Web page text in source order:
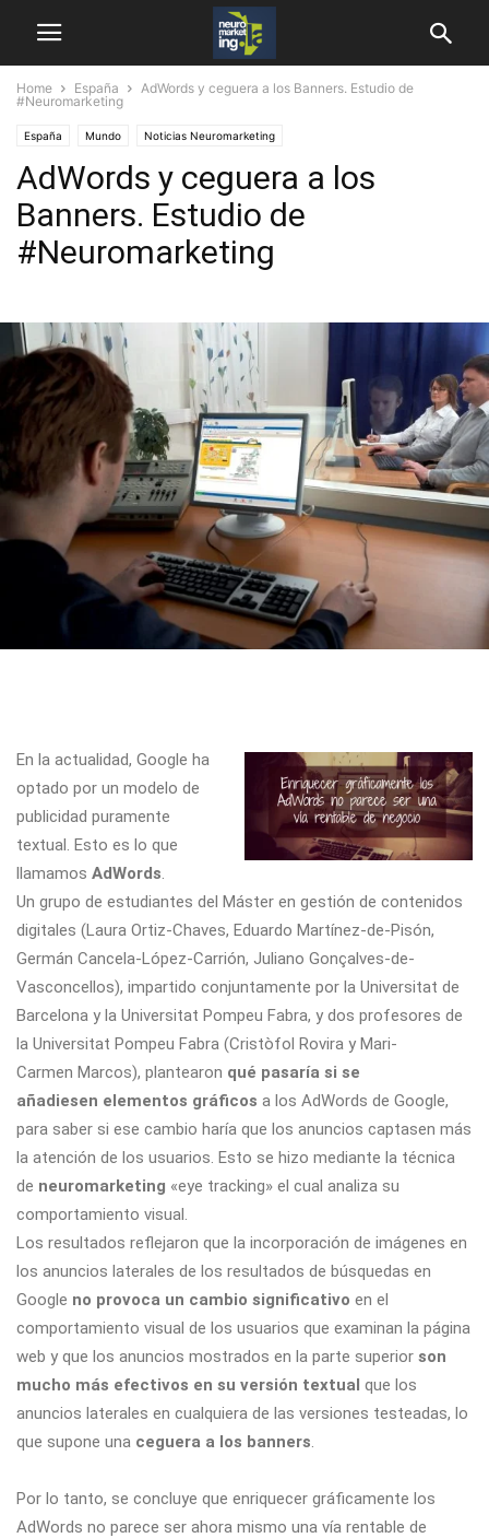
Home España
AdWords y ceguera a los Banners. Estudio de
#Neuromarketing
España Mundo Noticias Neuromarketing
AdWords y ceguera a los
Banners. Estudio de
#Neuromarketing
En la actualidad, Google ha
optado por un modelo de
publicidad puramente
textual. Esto es lo que
llamamos AdWords.
Un grupo de estudiantes del Máster en gestión de contenidos
digitales (Laura Ortiz-Chaves, Eduardo Martínez-de-Pisón,
Germán Cancela-López-Carrión, Juliano Gonçalves-de-
Vasconcellos), impartido conjuntamente por la Universitat de
Barcelona y la Universitat Pompeu Fabra, y dos profesores de
la Universitat Pompeu Fabra (Cristòfol Rovira y Mari-
Carmen Marcos), plantearon qué pasaría si se
añadiesen elementos gráficos a los AdWords de Google,
para saber si ese cambio haría que los anuncios captasen más
la atención de los usuarios. Esto se hizo mediante la técnica
de neuromarketing «eye tracking» el cual analiza su
comportamiento visual.
Los resultados reflejaron que la incorporación de imágenes en
los anuncios laterales de los resultados de búsquedas en
Google no provoca un cambio significativo en el
comportamiento visual de los usuarios que examinan la página
web y que los anuncios mostrados en la parte superior son
mucho más efectivos en su versión textual que los
anuncios laterales en cualquiera de las versiones testeadas, lo
que supone una ceguera a los banners.
Por lo tanto, se concluye que enriquecer gráficamente los
AdWords no parece ser ahora mismo una vía rentable de